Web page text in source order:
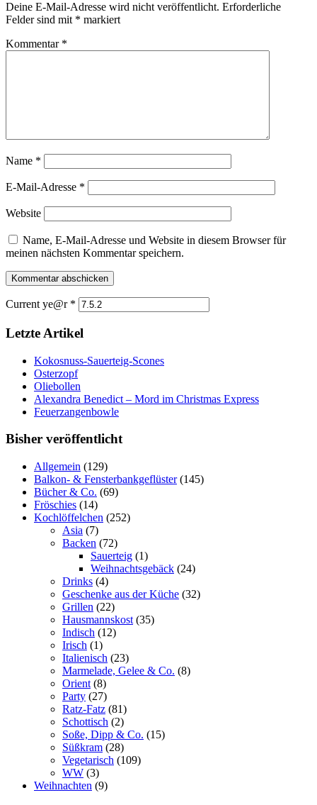
Deine E-Mail-Adresse wird nicht veröffentlicht. Erforderliche
Felder sind mit * markiert
Kommentar *
Name *
E-Mail-Adresse *
Website
Name, E-Mail-Adresse und Website in diesem Browser für
meinen nächsten Kommentar speichern.
Current ye@r *
Letzte Artikel
Kokosnuss-Sauerteig-Scones
Osterzopf
Oliebollen
Alexandra Benedict – Mord im Christmas Express
Feuerzangenbowle
Bisher veröffentlicht
Allgemein (129)
Balkon- & Fensterbankgeflüster(145)
Bücher & Co. (69)
Fröschies (14)
Kochlöffelchen (252)
Asia (7)
Backen (72)
Sauerteig (1)
Weihnachtsgebäck (24)
Drinks (4)
Geschenke aus der Küche (32)
Grillen (22)
Hausmannskost (35)
Indisch (12)
Irisch (1)
Italienisch (23)
Marmelade, Gelee & Co. (8)
Orient (8)
Party (27)
Ratz-Fatz (81)
Schottisch (2)
Soße, Dipp & Co. (15)
Süßkram (28)
Vegetarisch (109)
WW (3)
Weihnachten (9)